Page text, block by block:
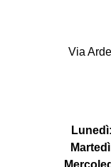
Via
Lunedì: